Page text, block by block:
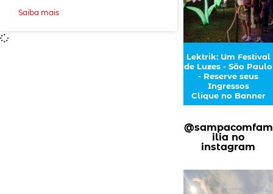
Saiba mais
Lektrik: Um Festival
de Luzes - São Paulo
- Reserve seus
Ingressos
Clique no Banner
@sampacomfam
ilia no
instagram